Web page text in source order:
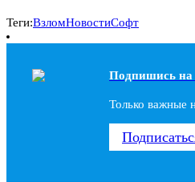
Теги:ВзломНовостиСофт
Подпишись на
Только важные